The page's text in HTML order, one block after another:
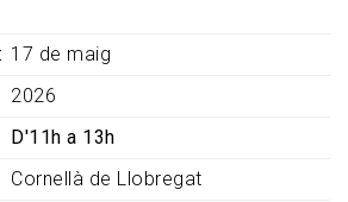
17 de maig
2026
D'11h a 13h
Cornellà de Llobregat